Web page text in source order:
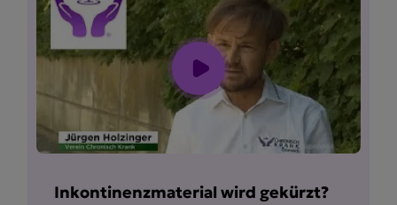
Inkontinenzmaterial wird gekürzt?